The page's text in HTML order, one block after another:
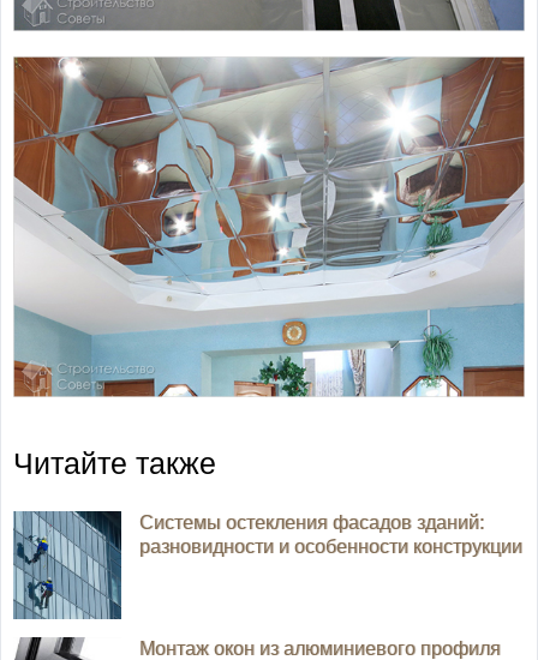
Читайте также
Системы остекления фасадов зданий:
разновидности и особенности конструкции
Монтаж окон из алюминиевого профиля